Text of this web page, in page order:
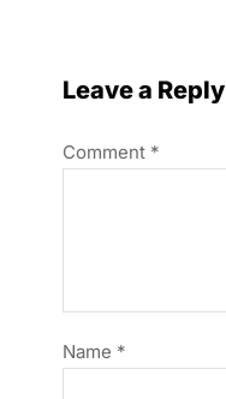
Leave a Reply
Comment *
Name *